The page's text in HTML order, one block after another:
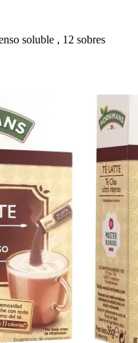
soluble , 12 sobres